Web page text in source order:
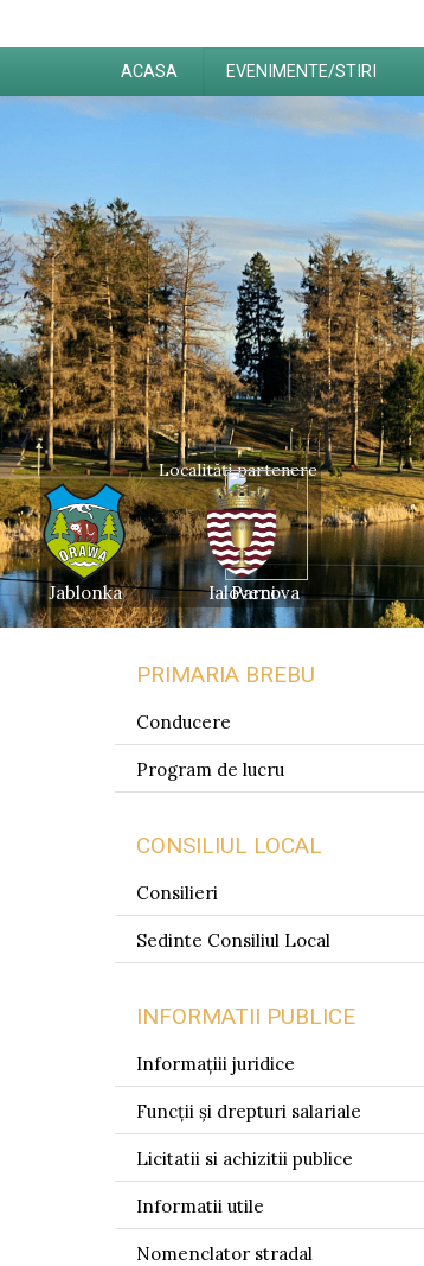
ACASA EVENIMENTE/STIRI
Localități partenere
Jablonka Parcova
Ialoveni
PRIMARIA BREBU
Conducere
Program de lucru
CONSILIUL LOCAL
Consilieri
Sedinte Consiliul Local
INFORMATII PUBLICE
Informațiii juridice
Funcții și drepturi salariale
Licitatii si achizitii publice
Informatii utile
Nomenclator stradal